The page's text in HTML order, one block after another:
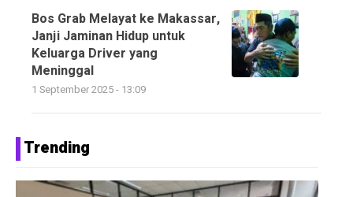
Bos Grab Melayat ke Makassar,
Janji Jaminan Hidup untuk
Keluarga Driver yang
Meninggal
1 September 2025 - 13:09
Trending